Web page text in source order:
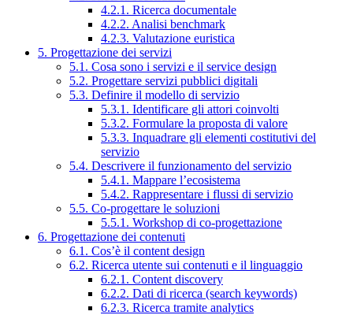
4.2.1. Ricerca documentale
4.2.2. Analisi benchmark
4.2.3. Valutazione euristica
5. Progettazione dei servizi
5.1. Cosa sono i servizi e il service design
5.2. Progettare servizi pubblici digitali
5.3. Definire il modello di servizio
5.3.1. Identificare gli attori coinvolti
5.3.2. Formulare la proposta di valore
5.3.3. Inquadrare gli elementi costitutivi del
servizio
5.4. Descrivere il funzionamento del servizio
5.4.1. Mappare l’ecosistema
5.4.2. Rappresentare i flussi di servizio
5.5. Co-progettare le soluzioni
5.5.1. Workshop di co-progettazione
6. Progettazione dei contenuti
6.1. Cos’è il content design
6.2. Ricerca utente sui contenuti e il linguaggio
6.2.1. Content discovery
6.2.2. Dati di ricerca (search keywords)
6.2.3. Ricerca tramite analytics